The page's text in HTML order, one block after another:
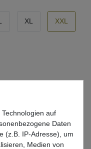
XL XXL
(Ausland)
hier
auf
Daten
(z.B. IP-Adresse), um
Medien von